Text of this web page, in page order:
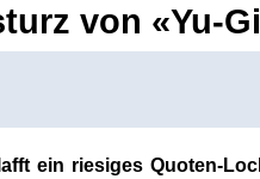
von «Yu-
ein riesiges Quoten-